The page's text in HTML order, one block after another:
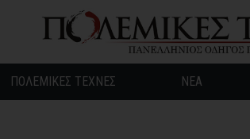
ΠΟΛΕΜΙΚΕΣ ΤΕΧΝΕΣ ΝΕΑ